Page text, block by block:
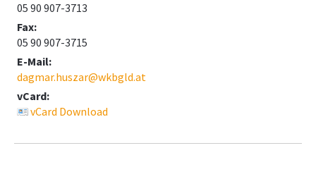
05 90 907-3713
Fax:
05 90 907-3715
E-Mail:
dagmar.huszar@wkbgld.at
vCard:
vCard Download